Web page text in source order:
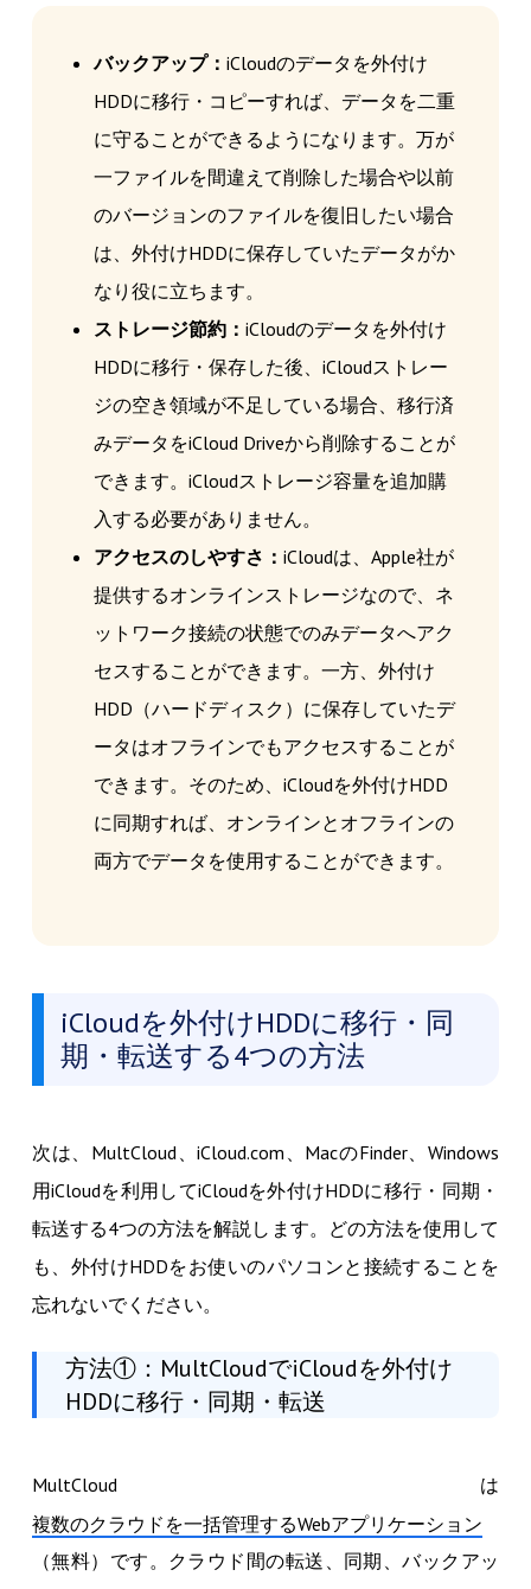
バックアップ： iCloudのデータを外付け
HDDに移行・コピーすれば、データを二重
に守ることができるようになります。万が
一ファイルを間違えて削除した場合や以前
のバージョンのファイルを復旧したい場合
は、外付けHDDに保存していたデータがか
なり役に立ちます。
ストレージ節約： iCloudのデータを外付け
HDDに移行・保存した後、iCloudストレー
ジの空き領域が不足している場合、移行済
みデータをiCloud Driveから削除することが
できます。iCloudストレージ容量を追加購
入する必要がありません。
アクセスのしやすさ： iCloudは、Apple社が
提供するオンラインストレージなので、ネ
ットワーク接続の状態でのみデータへアク
セスすることができます。一方、外付け
HDD（ハードディスク）に保存していたデ
ータはオフラインでもアクセスすることが
できます。そのため、iCloudを外付けHDD
に同期すれば、オンラインとオフラインの
両方でデータを使用することができます。
iCloudを外付けHDDに移行・同
期・転送する4つの方法
次は、MultCloud、iCloud.com、MacのFinder、Windows
用iCloudを利用してiCloudを外付けHDDに移行・同期・
転送する4つの方法を解説します。どの方法を使用して
も、外付けHDDをお使いのパソコンと接続することを
忘れないでください。
方法①：MultCloudでiCloudを外付け
HDDに移行・同期・転送
MultCloudは
複数のクラウドを一括管理するWebアプリケーション
（無料）です。クラウド間の転送、同期、バックアッ